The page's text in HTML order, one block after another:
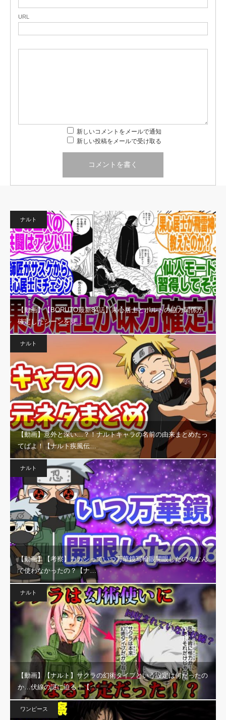
URL
新しいコメントをメールで通知
新しい投稿をメールで受け取る
ナルト
【動画】【BORUTO最新84話】果心居士とボルトの協力関係が
確定したシーンを見…
ナルト
【動画】意外と深い…？！ナルトキャラの名前の由来まとめたっ
てばよ！【ナルト疾風伝…
ナルト
【動画】【考察】カカシっていつ万華鏡写輪眼開眼したの？なん
で使わなかったの？【ナ…
ナルト
【動画】【ナルト】サクラの幻術タイプという設定は何だったの
か…伏線の謎に迫る！【…
ワンピース